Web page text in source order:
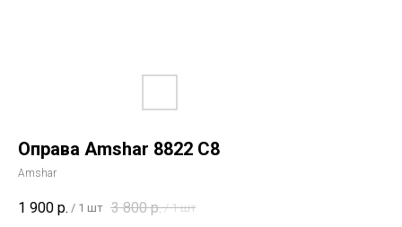
Оправа Amshar 8822 С8
Amshar
1 900 р. / 1 шт 3 800 р. / 1 шт